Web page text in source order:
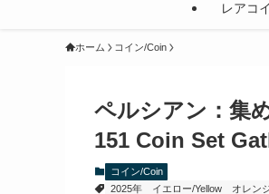
レアコ
ホーム コイン/Coin
ペルシアン：集
151 Coin Set
コイン/Coin
2025年
イエロー/Yellow オレン